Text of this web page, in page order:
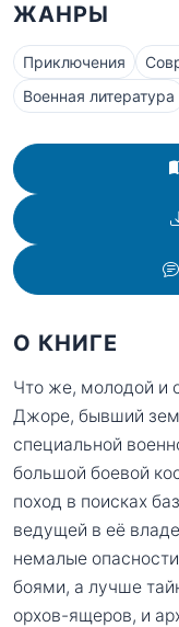
ЖАНРЫ
Приключения
Военная литература
О КНИГЕ
Что же, молодой и
Джоре, бывший
специальной
большой боевой
поход в поисках
ведущей в её
немалые
боями, а лучше
орхов-ящеров, и